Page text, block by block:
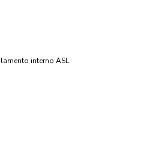
interno ASL